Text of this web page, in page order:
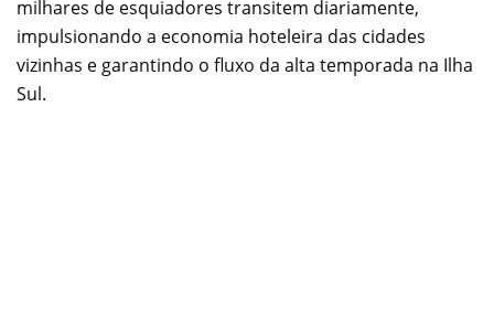
milhares de esquiadores transitem diariamente,
impulsionando a economia hoteleira das cidades
vizinhas e garantindo o fluxo da alta temporada na Ilha
Sul.